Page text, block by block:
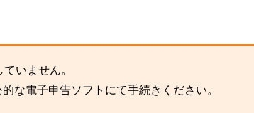
いません。
な電子申告ソフトにて手続きください。